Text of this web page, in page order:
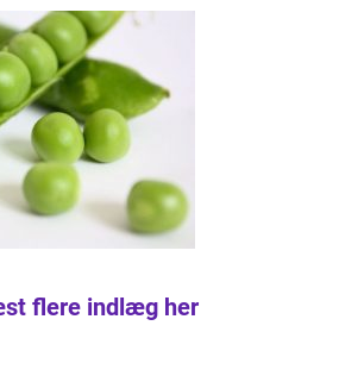
flere indlæg her